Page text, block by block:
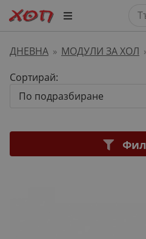
ДНЕВНА » МОДУЛИ ЗА ХОЛ
Сортирай:
По подразбиране